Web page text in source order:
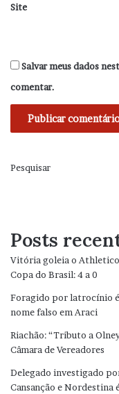
Site
Salvar meus dados
comentar.
Pesquisar
Posts
Vitória goleia o
Copa do Brasil: 4 a 0
Foragido por latrocínio
nome falso em Araci
Riachão: “Tributo a
Câmara de Vereadores
Delegado investigado
Cansanção e Nordestina